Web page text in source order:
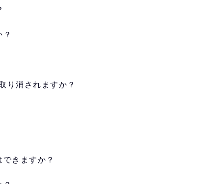
り消されますか？
きますか？